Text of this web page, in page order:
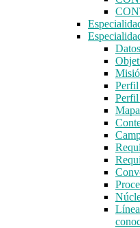
Perfil
Perfil